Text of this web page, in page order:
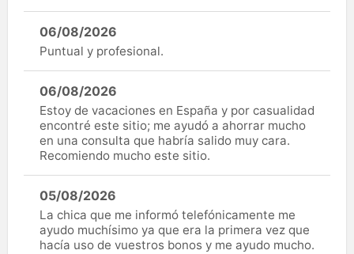
06/08/2026
Puntual y profesional.
06/08/2026
Estoy de vacaciones en España y por casualidad
encontré este sitio; me ayudó a ahorrar mucho
en una consulta que habría salido muy cara.
Recomiendo mucho este sitio.
05/08/2026
La chica que me informó telefónicamente me
ayudo muchísimo ya que era la primera vez que
hacía uso de vuestros bonos y me ayudo mucho.